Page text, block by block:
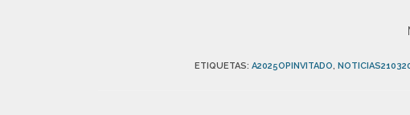
ETIQUETAS: A2025OPINVITADO,